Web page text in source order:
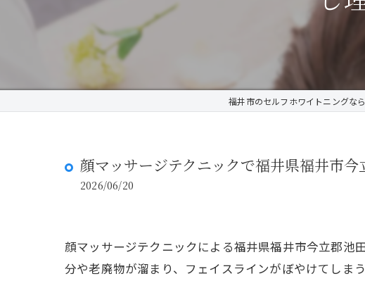
福井市のセルフホワイトニングな
顔マッサージテクニックで福井県福井市
2026/06/20
顔マッサージテクニックによる福井県福井市今立郡池
分や老廃物が溜まり、フェイスラインがぼやけてしま